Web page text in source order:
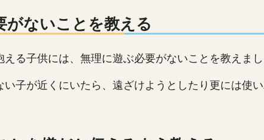
がないことを教える
る子供には、無理に遊ぶ必要がないことを教えまし
子が近くにいたら、遠ざけようとしたり更には使